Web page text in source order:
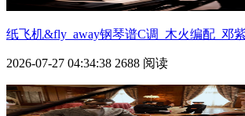
纸飞机&fly_away钢琴谱C调_木火编配_邓
2026-07-27 04:34:38 2688 阅读